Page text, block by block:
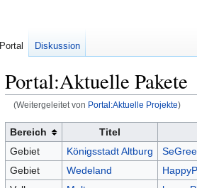
Portal:Aktuelle Pakete
(Weitergeleitet von Portal:Aktuelle Projekte)
Zur
Navigation
springen
Zur
Suche
springen
Bereich
Titel
Gebiet
Königsstadt Altburg
Gebiet
Wedeland
Portal Diskussion